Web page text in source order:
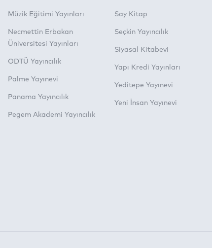
Müzik Eğitimi Yayınları
Necmettin Erbakan
Üniversitesi Yayınları
ODTÜ Yayıncılık
Palme Yayınevi
Panama Yayıncılık
Pegem Akademi Yayıncılık
Say Kitap
Seçkin Yayıncılık
Siyasal Kitabevi
Yapı Kredi Yayınları
Yeditepe Yayınevi
Yeni İnsan Yayınevi